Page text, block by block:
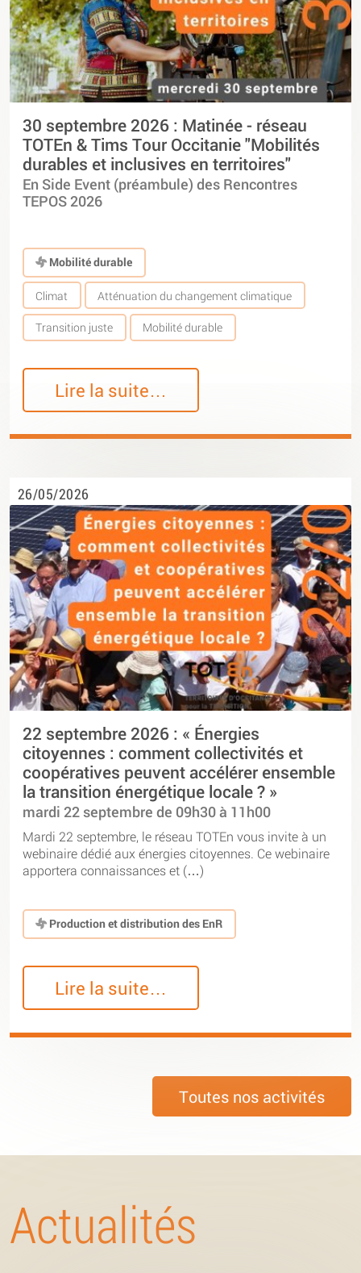
30 septembre 2026 : Matinée - réseau
TOTEn & Tims Tour Occitanie "Mobilités
durables et inclusives en territoires"
En Side Event (préambule) des Rencontres
TEPOS 2026
Mobilité durable
Climat Atténuation du changement climatique
Transition juste Mobilité durable
Lire la suite…
26/05/2026
22 septembre 2026 : « Énergies
citoyennes : comment collectivités et
coopératives peuvent accélérer ensemble
la transition énergétique locale ? »
mardi 22 septembre de 09h30 à 11h00
Mardi 22 septembre, le réseau TOTEn vous invite à un
webinaire dédié aux énergies citoyennes. Ce webinaire
apportera connaissances et (…)
Production et distribution des EnR
Lire la suite…
Toutes nos activités
Actualités